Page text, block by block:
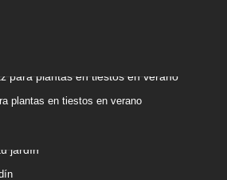
plantas en tiestos en verano